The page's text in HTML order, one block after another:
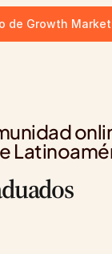
de Growth